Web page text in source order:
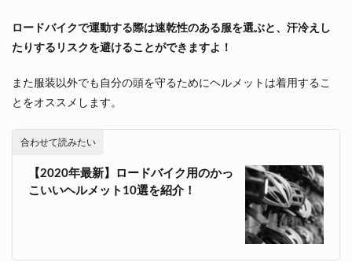
ロードバイクで運動する際は速乾性のある服を選ぶと、汗冷えし
たりするリスクを避けることができますよ！
また服装以外でも自分の頭を守るためにヘルメットは着用するこ
とをオススメします。
合わせて読みたい
【2020年最新】ロードバイク用のかっ
こいいヘルメット10選を紹介！